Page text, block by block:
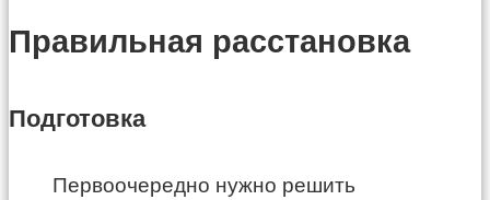
Правильная расстановка
Подготовка
Первоочередно нужно решить